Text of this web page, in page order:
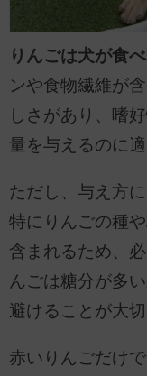
りんごは犬が食
ンや食物繊維が
しさがあり、嗜
量を与えるのに適
ただし、与え方
特にりんごの種
含まれるため、
んごは糖分が多
避けることが大切
赤いりんごだけ